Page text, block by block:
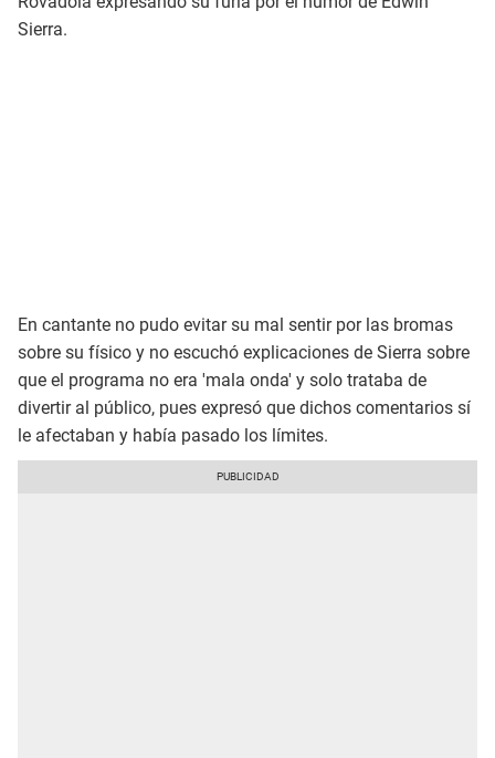
Sierra.
En cantante no pudo evitar su mal sentir por las bromas
sobre su físico y no escuchó explicaciones de Sierra sobre
que el programa no era 'mala onda' y solo trataba de
divertir al público, pues expresó que dichos comentarios sí
le afectaban y había pasado los límites.